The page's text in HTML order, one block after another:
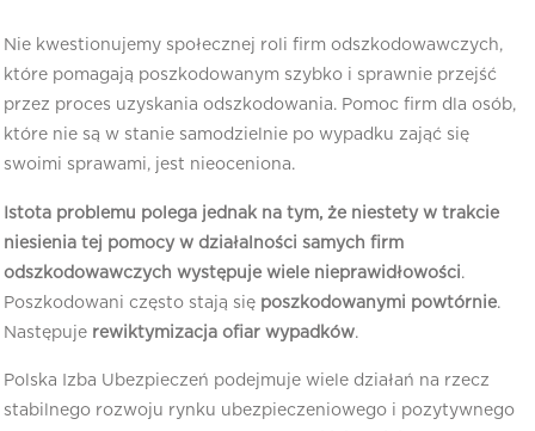
Nie kwestionujemy społecznej roli firm odszkodowawczych,
które pomagają poszkodowanym szybko i sprawnie przejść
przez proces uzyskania odszkodowania. Pomoc firm dla osób,
które nie są w stanie samodzielnie po wypadku zająć się
swoimi sprawami, jest nieoceniona.
Istota problemu polega jednak na tym, że niestety w trakcie
niesienia tej pomocy w działalności samych firm
odszkodowawczych występuje wiele nieprawidłowości.
Poszkodowani często stają się poszkodowanymi powtórnie.
Następuje rewiktymizacja ofiar wypadków.
Polska Izba Ubezpieczeń podejmuje wiele działań na rzecz
stabilnego rozwoju rynku ubezpieczeniowego i pozytywnego